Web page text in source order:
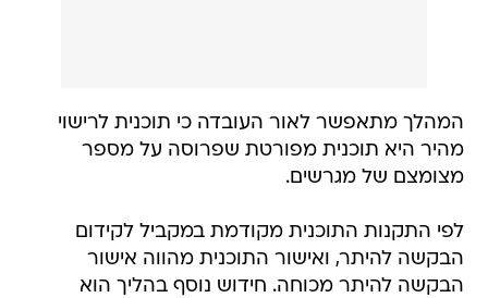
מצומצם של מגרשים.
לפי התקנות התוכנית מקודמת במקביל לקידום
הבקשה להיתר מכוחה. חידוש נוסף בהליך הוא
שהתקנות הגדירו תיק מידע ייחודי עבור תכנית לרישוי
מהיר, כדי לייצר וודאות תכנונית בשלבים מוקדמים